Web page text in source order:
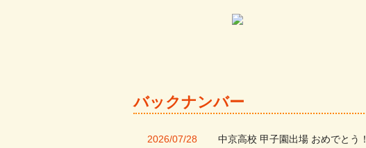
バックナンバー
2026/07/28 中京高校 甲子園出場 おめでとう！